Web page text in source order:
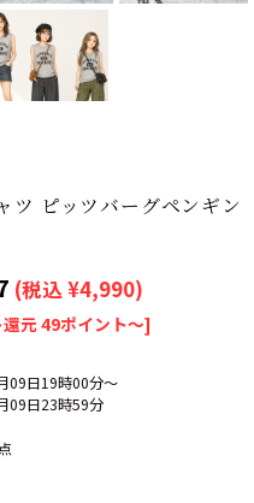
ディッキーズ
ナイキ
マ行 ラ行
探す
ト
ツ ピッツバーグペンギン
(税込 ¥4,990)
元 49ポイント～]
09日19時00分～
09日23時59分
点